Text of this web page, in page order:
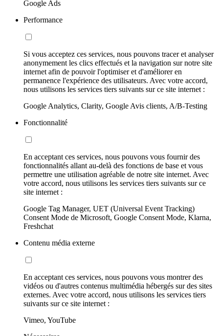
Google Ads
Performance
Si vous acceptez ces services, nous pouvons tracer et analyser
anonymement les clics effectués et la navigation sur notre site
internet afin de pouvoir l'optimiser et d'améliorer en
permanence l'expérience des utilisateurs. Avec votre accord,
nous utilisons les services tiers suivants sur ce site internet :
Google Analytics, Clarity, Google Avis clients, A/B-Testing
Fonctionnalité
En acceptant ces services, nous pouvons vous fournir des
fonctionnalités allant au-delà des fonctions de base et vous
permettre une utilisation agréable de notre site internet. Avec
votre accord, nous utilisons les services tiers suivants sur ce
site internet :
Google Tag Manager, UET (Universal Event Tracking)
Consent Mode de Microsoft, Google Consent Mode, Klarna,
Freshchat
Contenu média externe
En acceptant ces services, nous pouvons vous montrer des
vidéos ou d'autres contenus multimédia hébergés sur des sites
externes. Avec votre accord, nous utilisons les services tiers
suivants sur ce site internet :
Vimeo, YouTube